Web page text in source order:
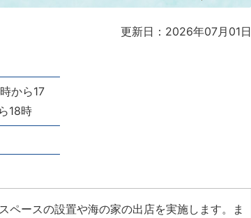
更新日：2026年07月01日
から17
18時
ペースの設置や海の家の出店を実施します。ま